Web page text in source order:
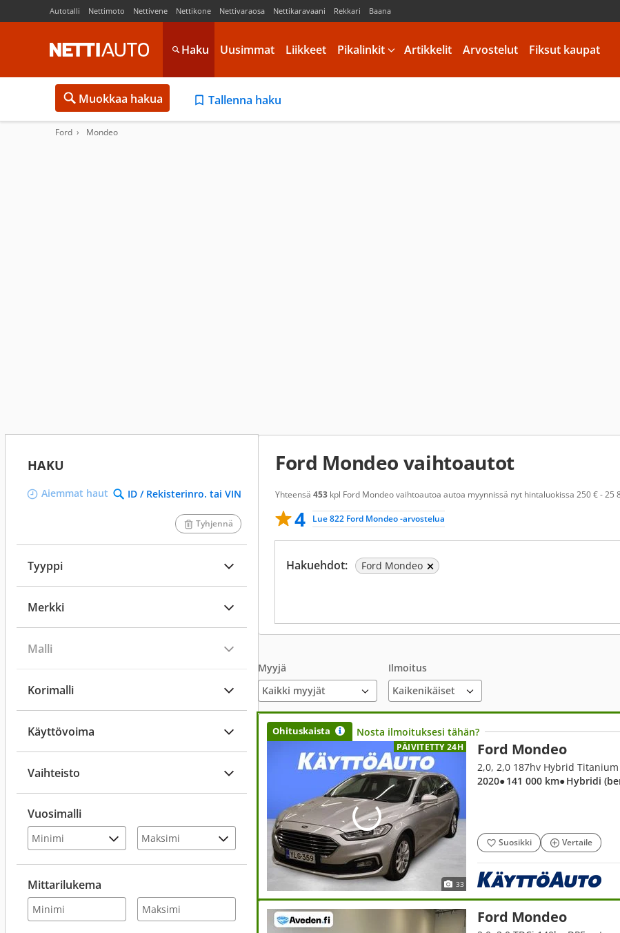
Autotalli Nettimoto Nettivene Nettikone Nettivaraosa Nettikaravaani Rekkari Baana
Haku Uusimmat Liikkeet Pikalinkit Artikkelit Arvostelut Fiksut kaupat
Muokkaa hakua Tallenna haku
Ford Mondeo
HAKU
Aiemmat haut ID / Rekisterinro. tai VIN
Tyhjennä
Tyyppi
Merkki
Malli
Korimalli
Käyttövoima
Vaihteisto
Vuosimalli
Mittarilukema
Ford Mondeo vaihtoautot
Yhteensä 453 kpl Ford Mondeo vaihtoautoa autoa myynnissä nyt hintaluokissa 250 € -
4 Lue 822 Ford Mondeo -arvostelua
Hakuehdot: Ford Mondeo
Myyjä
Kaikki myyjät
Ilmoitus
Ohituskaista Nosta ilmoituksesi tähän?
PÄIVITETTY 24H
33
Ford Mondeo
2020● 141 000 km● Hybridi
Suosikki Vertaile
Ford Mondeo